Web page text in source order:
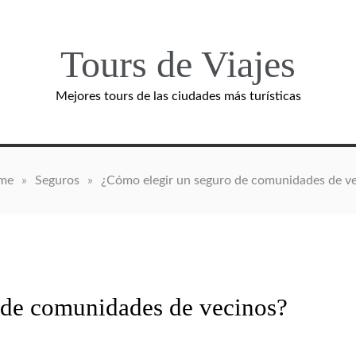
Tours de Viajes
Mejores tours de las ciudades más turísticas
» Seguros » ¿Cómo elegir un seguro de comunidades de
comunidades de vecinos?